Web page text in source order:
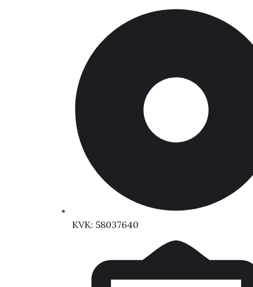
KVK: 58037640